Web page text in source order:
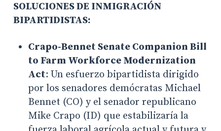
SOLUCIONES DE INMIGRACIÓN
BIPARTIDISTAS:
Crapo-Bennet Senate Companion Bill
to Farm Workforce Modernization
Act: Un esfuerzo bipartidista dirigido
por los senadores demócratas Michael
Bennet (CO) y el senador republicano
Mike Crapo (ID) que estabilizaría la